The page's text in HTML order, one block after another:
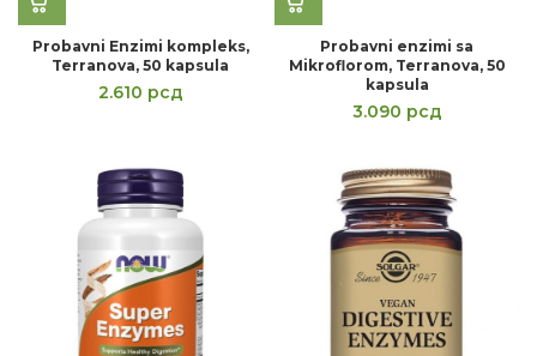
Probavni Enzimi kompleks,
Terranova, 50 kapsula
2.610 рсд
Probavni enzimi sa
Mikroflorom, Terranova, 50
kapsula
3.090 рсд